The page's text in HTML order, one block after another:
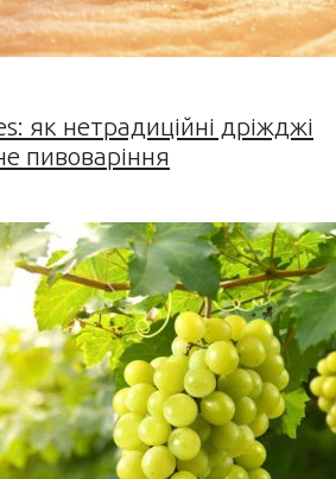
як нетрадиційні дріжджі
пивоваріння